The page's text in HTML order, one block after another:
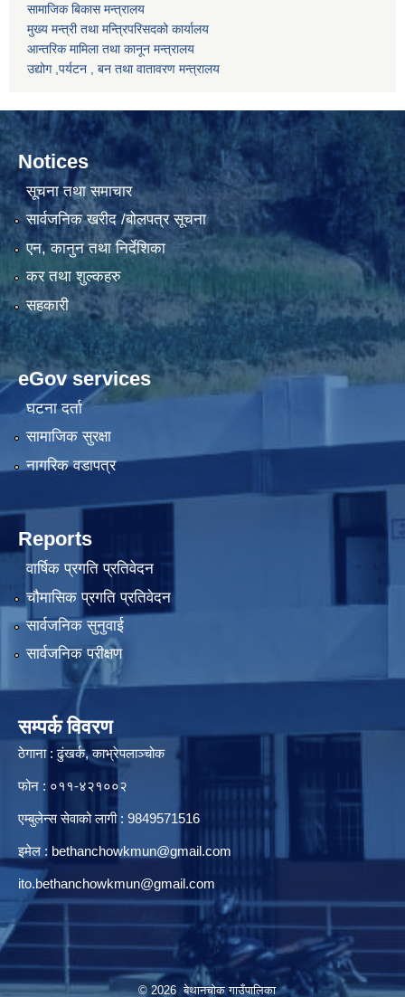
सामाजिक बिकास मन्त्रालय
मुख्य मन्त्री तथा मन्त्रिपरिसदको कार्यालय
आन्तरिक मामिला तथा कानून मन्त्रालय
उद्योग ,पर्यटन , बन तथा वातावरण मन्त्रालय
Notices
सूचना तथा समाचार
सार्वजनिक खरीद /बोलपत्र सूचना
एन, कानुन तथा निर्देशिका
कर तथा शुल्कहरु
सहकारी
eGov services
घटना दर्ता
सामाजिक सुरक्षा
नागरिक वडापत्र
Reports
वार्षिक प्रगति प्रतिवेदन
चौमासिक प्रगति प्रतिवेदन
सार्वजनिक सुनुवाई
सार्वजनिक परीक्षण
सम्पर्क विवरण
ठेगाना : ढुंखर्क, काभ्रेपलाञ्चोक
फोन : ०११-४२१००२
एम्बुलेन्स सेवाको लागी : 9849571516
इमेल : bethanchowkmun@gmail.com
ito.bethanchowkmun@gmail.com
© 2026 बेथानचोक गाउँपालिका